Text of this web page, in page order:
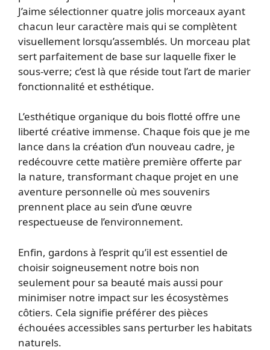
J’aime sélectionner quatre jolis morceaux ayant
chacun leur caractère mais qui se complètent
visuellement lorsqu’assemblés. Un morceau plat
sert parfaitement de base sur laquelle fixer le
sous-verre; c’est là que réside tout l’art de marier
fonctionnalité et esthétique.
L’esthétique organique du bois flotté offre une
liberté créative immense. Chaque fois que je me
lance dans la création d’un nouveau cadre, je
redécouvre cette matière première offerte par
la nature, transformant chaque projet en une
aventure personnelle où mes souvenirs
prennent place au sein d’une œuvre
respectueuse de l’environnement.
Enfin, gardons à l’esprit qu’il est essentiel de
choisir soigneusement notre bois non
seulement pour sa beauté mais aussi pour
minimiser notre impact sur les écosystèmes
côtiers. Cela signifie préférer des pièces
échouées accessibles sans perturber les habitats
naturels.